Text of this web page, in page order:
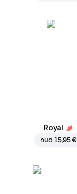
Royal
nuo 15,95 €